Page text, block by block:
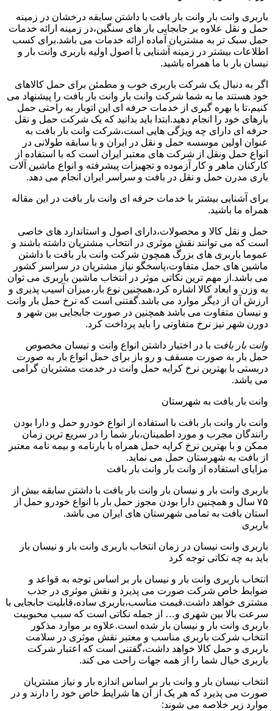
باربری وانت بار وانت بار بافت با داشتن سابقه درخشان در زمینه
حمل و نقل علاوه بر جابجایی بار های سنگین،در زمینه ارائه خدمات
حمل سبک تر به مشتریان آماده ارائه خدمات می باشد.برای کسب
اطلاعات بیشتر در زمینه آشنایی با اصول اولیه باربری وانت بار و
نیسان بار با ما همراه باشید.
اگر به دنبال یک شرکت باربری خوب و مطمئن برای حمل کالاهای
خود هستند ما به شما شرکت وانت بار وانت بار بافت را پیشنهاد می
کنیم،تا با بهره گیری از خدمات حرفه ای این اتوبار به راحتی حمل
بارهای خود را انجام دهید.ابتدا باید بدانید که یک شرکت حمل و نقل
حرفه ای دارای چه ویژگی هایی است،شرکت وانت بار بافت به
عنوان اولین موسسه حمل و نقل در ایران و با سابقه طولانی در
انواع حمل ونقل از شرکت های معتبر ایران است که با استفاده از
کارکنان ماهر و کار آزموده و تجهیزات پیشرفته و انواع ماشین آلات
باری مدرن حمل و نقل در بافت و سراسر ایران انجام می دهد.
برای آشنایی بیشتر با خدمات حرفه ای وانت بار بافت در این مقاله
همراه ما باشید.
حمل و نقل کالا و محصولات،دارای اصول و استاندارد های خاصی
است که می توانند نقش موثری در انتخاب مشتریان داشته باشند و
عموما باربری های بزرگ همچون شرکت وانت بار بافت با داشتن
ماشین های حمل متفاوت،پاسخگو نیاز مشتریان در سراسر کشور
می باشد.از مهم ترین نکاتی موثر در انتخاب ماشین باربری می توان
به وزن و ابعاد کالا اشاره کرد،همچنین نوع بار،میزان آسیب پذیری و
ارزش آن از دیگر موارد می باشد.گفتنی است که نرخ حمل بار وانت
و نیسان متفاوت می باشد همچنین در صورت جابجایی بین شهر و
دورن شهر نیز نرخ متفاوتی را باید پرداخت کرد.
وانت بار بافت با در اختیار داشتن انواع وانت و نیسان مخصوص
حمل بار به صورت مسقف و رو باز برای حمل انواع بار به صورت
دربستی با بهترین نرخ کرایه حمل وانت در خدمت مشتریان گرامی
می باشد.
وانت بار بافت به شهرستان
وانت بار وانت بار بافت با استفاده از انواع خودرو حمل و دارا بودن
رانندگان مجرب و مورد اطمینان،بار شما را در سریع ترین زمان
ممکن و با بهترین نرخ کرایه حمل همراه با بارنامه و بیمه نامه معتبر
از بافت به شهرستان حمل می نماید.
مزایای استفاده از وانت بار وانت بار بافت
باربری وانت بار و نیسان بار وانت بار بافت با داشتن سابقه بیش از
۷۵ سال و همچنین دارا بودن مجوز حمل بار با انواع خودرو حمل از
استان بافت به تمامی شهرستان های ایران می باشد.
باربری
باربری وانت نیسان در زمان انتخاب باربری وانت بار و نیسان بار
باید به چه نکاتی توجه کرد
انتخاب باربری وانت بار و نیسان بار بر اساس توجه به قواعد و
ضوابط خاص شرکت صورت می پذیرد و نقش موثری در جذب
مشتری خواهد داشت.قیمت مناسب،باربری ساده،قابلیت جابجایی با
سرعت بالا بین شهری و… از جمله نکاتی است که سبب محبوبیت
باربری وانت بار و نیسان بار شده است.علاوه بر موارد مذکور
انتخاب شرکت باربری مناسب و معتبر نقش موثری در سلامت
باربری و حمل کالا خواهد داشت،گفتنی است که اعتبار شرکت
باربری خیال شما را از همه جهات راحت می کند.
انتخاب نیسان بار و وانت بار بر اساس اندازه بار و نیاز مشتریان
صورت می پذیرد که هر یک از آن ها شرایط خاص خود را دارند و در
موارد زیر خلاصه می شوند: